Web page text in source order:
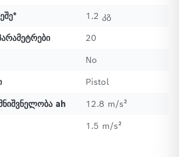
1.2 კგ
20
No
Pistol
ah
12.8 m/s²
1.5 m/s²